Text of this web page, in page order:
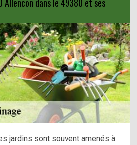
Allencon dans le 49380 et ses
jardins sont souvent amenés à